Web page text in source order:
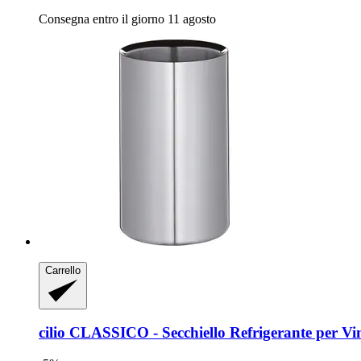
Consegna entro il giorno 11 agosto
Carrello
cilio CLASSICO -​ Secchiello Refrigerante per